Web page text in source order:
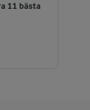
11 bästa